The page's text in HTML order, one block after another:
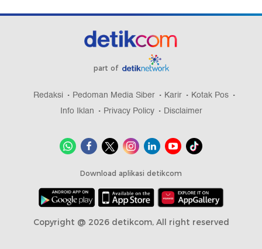
part of
Redaksi Pedoman Media Siber Karir
Kotak Pos
Info Iklan
Privacy Policy Disclaimer
Download aplikasi detikcom
Copyright @ 2026 detikcom, All right reserved